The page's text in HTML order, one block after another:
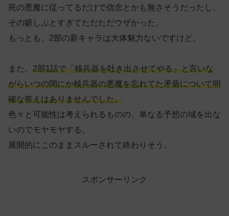
死の悪魔に従ってるだけで信念とかも無さそうだったし、
その癖しぶとすぎてただただウザかった。
もっとも、2部の新キャラは大体魅力ないですけど。
また、 2部1話で「核兵器を吐き出させてやる」と言いな
がらいつの間にか核兵器の悪魔を忘れてた矛盾について明
確な答えはありませんでした。
色々と可能性は考えられるものの、単なる予想の域を出な
いのでモヤモヤする。
展開的にこのままスルーされて終わりそう。
スポンサーリンク